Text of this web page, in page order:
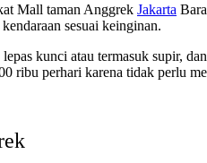
Mall taman Anggrek Jakarta
sesuai keinginan.
kunci atau termasuk supir,
ribu perhari karena tidak perlu